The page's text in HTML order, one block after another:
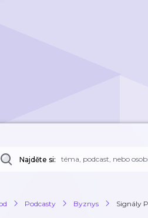
Najděte si:
Podcasty Byznys Signály